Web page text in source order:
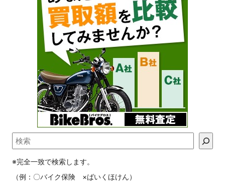
※完全一致で検索します。
（例：〇バイク保険 ×ばいくほけん）